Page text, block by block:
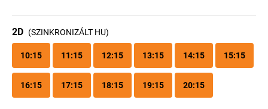
2D (SZINKRONIZÁLT HU)
10:15 11:15 12:15 13:15 14:15 15:15
16:15 17:15 18:15 19:15 20:15